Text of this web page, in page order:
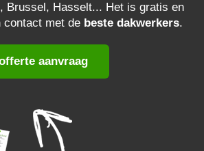
Brussel, Hasselt... Het is gratis en
met de beste dakwerkers.
aanvraag